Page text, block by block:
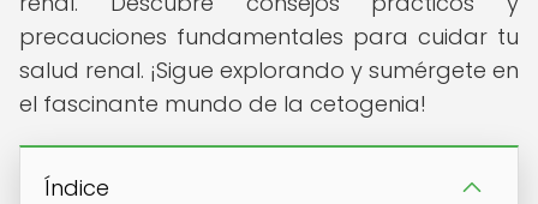
precauciones fundamentales para cuidar tu
salud renal. ¡Sigue explorando y sumérgete en
el fascinante mundo de la cetogenia!
Índice